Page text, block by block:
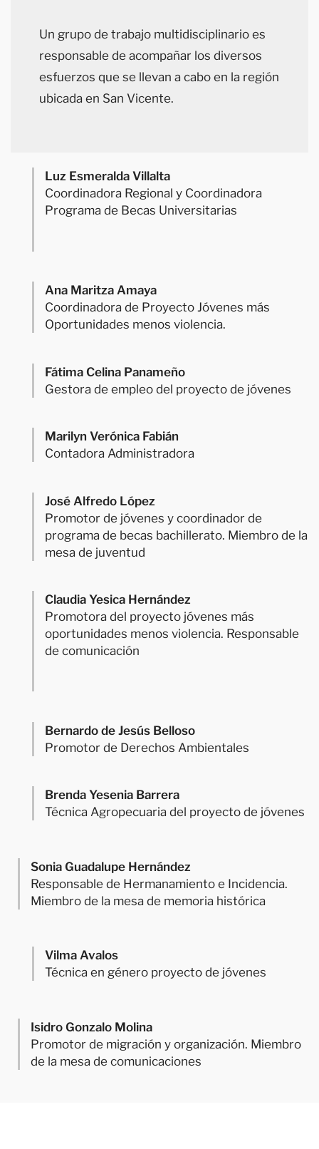
Un grupo de trabajo multidisciplinario es
responsable de acompañar los diversos
esfuerzos que se llevan a cabo en la región
ubicada en San Vicente.
Luz Esmeralda Villalta
Coordinadora Regional y Coordinadora
Programa de Becas Universitarias
Ana Maritza Amaya
Coordinadora de Proyecto Jóvenes más
Oportunidades menos violencia.
Fátima Celina Panameño
Gestora de empleo del proyecto de jóvenes
Marilyn Verónica Fabián
Contadora Administradora
José Alfredo López
Promotor de jóvenes y coordinador de
programa de becas bachillerato. Miembro de la
mesa de juventud
Claudia Yesica Hernández
Promotora del proyecto jóvenes más
oportunidades menos violencia. Responsable
de comunicación
Bernardo de Jesús Belloso
Promotor de Derechos Ambientales
Brenda Yesenia Barrera
Técnica Agropecuaria del proyecto de jóvenes
Sonia Guadalupe Hernández
Responsable de Hermanamiento e Incidencia.
Miembro de la mesa de memoria histórica
Vilma Avalos
Técnica en género proyecto de jóvenes
Isidro Gonzalo Molina
Promotor de migración y organización. Miembro
de la mesa de comunicaciones